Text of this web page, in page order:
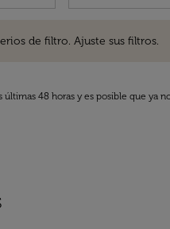
de filtro. Ajuste sus filtros.
48 horas y es posible que